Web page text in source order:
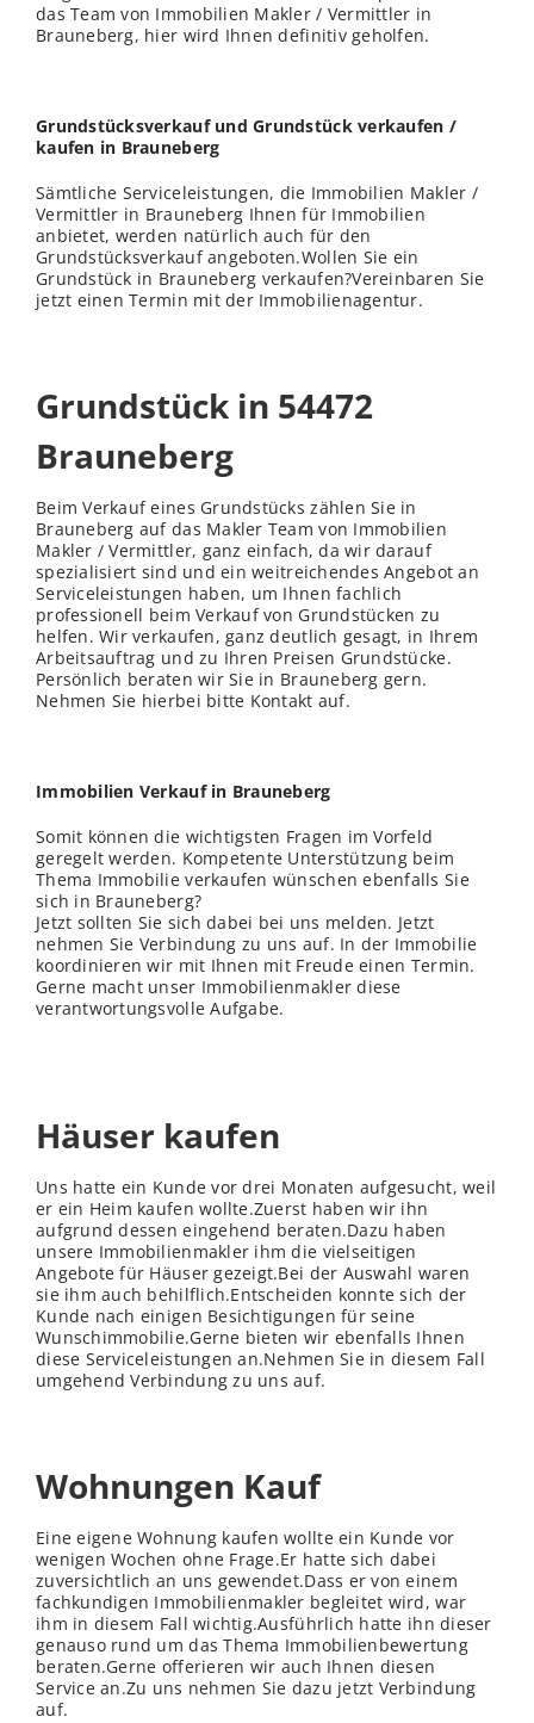
das Team von Immobilien Makler / Vermittler in
Brauneberg, hier wird Ihnen definitiv geholfen.
Grundstücksverkauf und Grundstück verkaufen /
kaufen in Brauneberg
Sämtliche Serviceleistungen, die Immobilien Makler /
Vermittler in Brauneberg Ihnen für Immobilien
anbietet, werden natürlich auch für den
Grundstücksverkauf angeboten.Wollen Sie ein
Grundstück in Brauneberg verkaufen?Vereinbaren Sie
jetzt einen Termin mit der Immobilienagentur.
Grundstück in 54472
Brauneberg
Beim Verkauf eines Grundstücks zählen Sie in
Brauneberg auf das Makler Team von Immobilien
Makler / Vermittler, ganz einfach, da wir darauf
spezialisiert sind und ein weitreichendes Angebot an
Serviceleistungen haben, um Ihnen fachlich
professionell beim Verkauf von Grundstücken zu
helfen. Wir verkaufen, ganz deutlich gesagt, in Ihrem
Arbeitsauftrag und zu Ihren Preisen Grundstücke.
Persönlich beraten wir Sie in Brauneberg gern.
Nehmen Sie hierbei bitte Kontakt auf.
Immobilien Verkauf in Brauneberg
Somit können die wichtigsten Fragen im Vorfeld
geregelt werden. Kompetente Unterstützung beim
Thema Immobilie verkaufen wünschen ebenfalls Sie
sich in Brauneberg?
Jetzt sollten Sie sich dabei bei uns melden. Jetzt
nehmen Sie Verbindung zu uns auf. In der Immobilie
koordinieren wir mit Ihnen mit Freude einen Termin.
Gerne macht unser Immobilienmakler diese
verantwortungsvolle Aufgabe.
Häuser kaufen
Uns hatte ein Kunde vor drei Monaten aufgesucht, weil
er ein Heim kaufen wollte.Zuerst haben wir ihn
aufgrund dessen eingehend beraten.Dazu haben
unsere Immobilienmakler ihm die vielseitigen
Angebote für Häuser gezeigt.Bei der Auswahl waren
sie ihm auch behilflich.Entscheiden konnte sich der
Kunde nach einigen Besichtigungen für seine
Wunschimmobilie.Gerne bieten wir ebenfalls Ihnen
diese Serviceleistungen an.Nehmen Sie in diesem Fall
umgehend Verbindung zu uns auf.
Wohnungen Kauf
Eine eigene Wohnung kaufen wollte ein Kunde vor
wenigen Wochen ohne Frage.Er hatte sich dabei
zuversichtlich an uns gewendet.Dass er von einem
fachkundigen Immobilienmakler begleitet wird, war
ihm in diesem Fall wichtig.Ausführlich hatte ihn dieser
genauso rund um das Thema Immobilienbewertung
beraten.Gerne offerieren wir auch Ihnen diesen
Service an.Zu uns nehmen Sie dazu jetzt Verbindung
auf.